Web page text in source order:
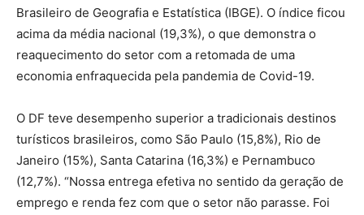
Brasileiro de Geografia e Estatística (IBGE). O índice ficou
acima da média nacional (19,3%), o que demonstra o
reaquecimento do setor com a retomada de uma
economia enfraquecida pela pandemia de Covid-19.
O DF teve desempenho superior a tradicionais destinos
turísticos brasileiros, como São Paulo (15,8%), Rio de
Janeiro (15%), Santa Catarina (16,3%) e Pernambuco
(12,7%). “Nossa entrega efetiva no sentido da geração de
emprego e renda fez com que o setor não parasse. Foi